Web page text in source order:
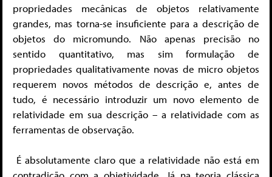
propriedades mecânicas de objetos relativamente
grandes, mas torna-se insuficiente para a descrição de
objetos do micromundo. Não apenas precisão no
sentido quantitativo, mas sim formulação de
propriedades qualitativamente novas de micro objetos
requerem novos métodos de descrição e, antes de
tudo, é necessário introduzir um novo elemento de
relatividade em sua descrição – a relatividade com as
ferramentas de observação.
É absolutamente claro que a relatividade não está em